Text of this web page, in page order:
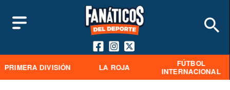
PRIMERA DIVISIÓN LA ROJA
FÚTBOL
INTERNACIONAL